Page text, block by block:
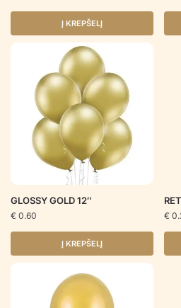
Į KREPŠELĮ
GLOSSY GOLD 12″
€ 0.60
Į KREPŠELĮ
€